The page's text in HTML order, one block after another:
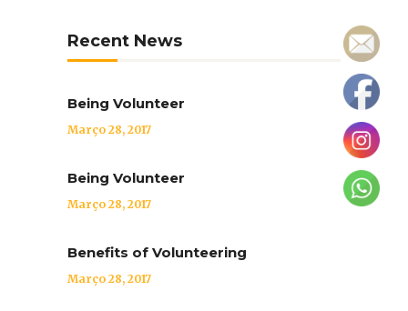
Recent News
Being Volunteer
Março 28, 2017
Being Volunteer
Março 28, 2017
Benefits of Volunteering
Março 28, 2017